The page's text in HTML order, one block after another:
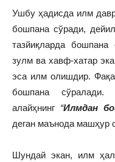
Ушбу ҳадисда илм
бошпана сўради,
тазйиқларда
зулм ва хавф-хатар
эса илм олишдир.
бошпана сўралади.
алайҳнинг “Илмдан
деган маънода машҳур
Шундай экан, илм